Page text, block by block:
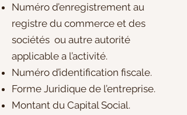
Numéro d’enregistrement au
registre du commerce et des
sociétés ou autre autorité
applicable a l’activité.
Numéro d’identification fiscale.
Forme Juridique de l’entreprise.
Montant du Capital Social.